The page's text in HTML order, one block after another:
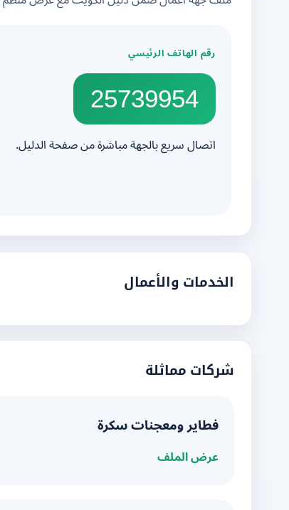
رقم الهاتف الرئيسي
25739954
اتصال سريع بالجهة مباشرة من صفحة الدليل.
الخدمات والأعمال
شركات مماثلة
فطاير ومعجنات سكرة
عرض الملف